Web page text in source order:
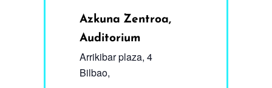
Azkuna Zentroa,
Auditorium
Arrikibar plaza, 4
Bilbao,